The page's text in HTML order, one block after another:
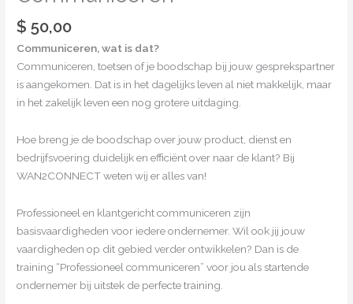
$ 50,00
Communiceren, wat is dat?
Communiceren, toetsen of je boodschap bij jouw gesprekspartner
is aangekomen. Dat is in het dagelijks leven al niet makkelijk, maar
in het zakelijk leven een nog grotere uitdaging.
Hoe breng je de boodschap over jouw product, dienst en
bedrijfsvoering duidelijk en efficiënt over naar de klant? Bij
WAN2CONNECT weten wij er alles van!
Professioneel en klantgericht communiceren zijn
basisvaardigheden voor iedere ondernemer. Wil ook jij jouw
vaardigheden op dit gebied verder ontwikkelen? Dan is de
training “Professioneel communiceren” voor jou als startende
ondernemer bij uitstek de perfecte training.